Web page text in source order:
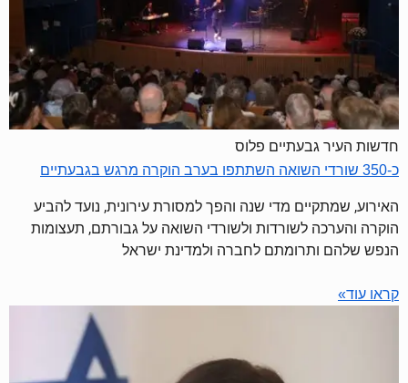
חדשות העיר גבעתיים פלוס
כ-350 שורדי השואה השתתפו בערב הוקרה מרגש בגבעתיים
האירוע, שמתקיים מדי שנה והפך למסורת עירונית, נועד להביע
הוקרה והערכה לשורדות ולשורדי השואה על גבורתם, תעצומות
הנפש שלהם ותרומתם לחברה ולמדינת ישראל
קראו עוד»